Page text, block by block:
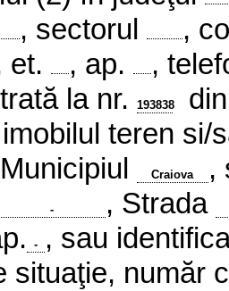
, sectorul
,
et. , ap.
,
la nr.
193838
teren si/
Craiova
,
-
, Strada
-
, sau
situaţie, număr